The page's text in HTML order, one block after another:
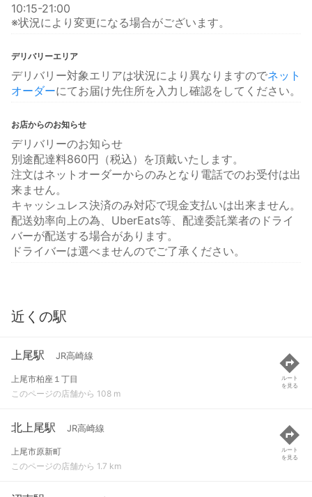
10:15-21:00
※状況により変更になる場合がございます。
デリバリーエリア
デリバリー対象エリアは状況により異なりますのでネット
オーダーにてお届け先住所を入力し確認をしてください。
お店からのお知らせ
デリバリーのお知らせ
別途配達料860円（税込）を頂戴いたします。
注文はネットオーダーからのみとなり電話でのお受付は出
来ません。
キャッシュレス決済のみ対応で現金支払いは出来ません。
配送効率向上の為、UberEats等、配達委託業者のドライ
バーが配送する場合があります。
ドライバーは選べませんのでご了承ください。
近くの駅
上尾駅 JR高崎線
上尾市柏座１丁目
このページの店舗から 108 m
ルート
を見る
北上尾駅 JR高崎線
上尾市原新町
このページの店舗から 1.7 km
ルート
を見る